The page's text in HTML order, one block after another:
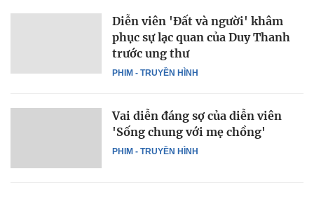
PHIM - TRUYỀN HÌNH
Diễn viên 'Đất và người' khâm
phục sự lạc quan của Duy Thanh
trước ung thư
PHIM - TRUYỀN HÌNH
Vai diễn đáng sợ của diễn viên
'Sống chung với mẹ chồng'